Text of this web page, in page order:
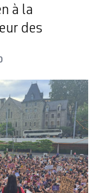
à la
des